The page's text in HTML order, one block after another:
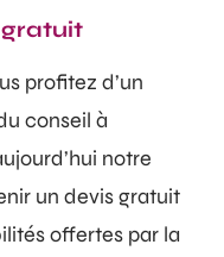
profitez d’un
conseil à
notre
un devis gratuit
offertes par la